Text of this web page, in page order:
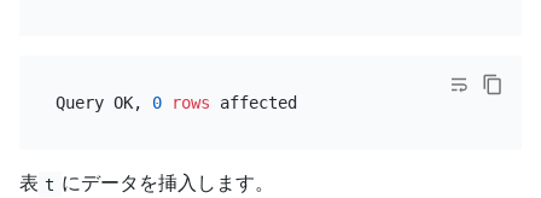
Query OK, 0 rows
表 t にデータを挿入します。